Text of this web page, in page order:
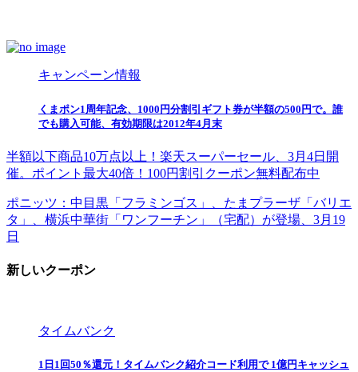
キャンペーン情報
くまポン1周年記念、1000円分割引ギフト券が半額の500円で。誰
でも購入可能、有効期限は2012年4月末
半額以下商品10万点以上！楽天スーパーセール、3月4日開
催。ポイント最大40倍！100円割引クーポン無料配布中
ポニッツ：中目黒「フラミンゴス」、たまプラーザ「バリエ
タ」、横浜中華街「ワンフーチン」（宅配）が登場、3月19
日
新しいクーポン
タイムバンク
1日1回50％還元！タイムバンク紹介コード利用で 1億円キャッシュ